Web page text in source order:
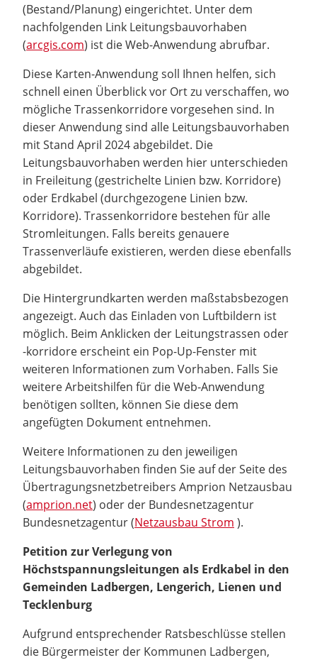
(Bestand/Planung) eingerichtet. Unter dem
nachfolgenden Link Leitungsbauvorhaben
(arcgis.com) ist die Web-Anwendung abrufbar.
Diese Karten-Anwendung soll Ihnen helfen, sich
schnell einen Überblick vor Ort zu verschaffen, wo
mögliche Trassenkorridore vorgesehen sind. In
dieser Anwendung sind alle Leitungsbauvorhaben
mit Stand April 2024 abgebildet. Die
Leitungsbauvorhaben werden hier unterschieden
in Freileitung (gestrichelte Linien bzw. Korridore)
oder Erdkabel (durchgezogene Linien bzw.
Korridore). Trassenkorridore bestehen für alle
Stromleitungen. Falls bereits genauere
Trassenverläufe existieren, werden diese ebenfalls
abgebildet.
Die Hintergrundkarten werden maßstabsbezogen
angezeigt. Auch das Einladen von Luftbildern ist
möglich. Beim Anklicken der Leitungstrassen oder
-korridore erscheint ein Pop-Up-Fenster mit
weiteren Informationen zum Vorhaben. Falls Sie
weitere Arbeitshilfen für die Web-Anwendung
benötigen sollten, können Sie diese dem
angefügten Dokument entnehmen.
Weitere Informationen zu den jeweiligen
Leitungsbauvorhaben finden Sie auf der Seite des
Übertragungsnetzbetreibers Amprion Netzausbau
(amprion.net) oder der Bundesnetzagentur
Bundesnetzagentur (Netzausbau Strom ).
Petition zur Verlegung von
Höchstspannungsleitungen als Erdkabel in den
Gemeinden Ladbergen, Lengerich, Lienen und
Tecklenburg
Aufgrund entsprechender Ratsbeschlüsse stellen
die Bürgermeister der Kommunen Ladbergen,